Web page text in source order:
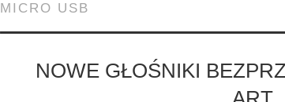
MICRO USB
NOWE GŁOŚNIKI